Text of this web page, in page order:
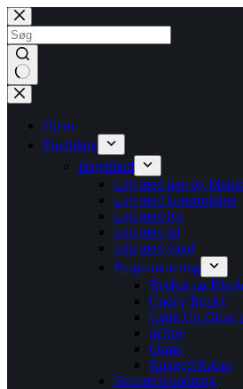
Fortsæt
til
indhold
Ingen
resultater
Hjem
Produkter
Dagtilbud
Leg med pap og
Leg med konstruktion
Leg med lys
Leg med tal
Leg med vand
Programmering
Beebot og
Codey Rocky
Light Up Glow
mTiny
Osmo
Rugged Robot
Skærmfri kodning